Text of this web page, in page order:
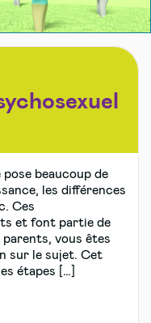
pose beaucoup de
les différences
Ces
et font partie de
vous êtes
sur le sujet. Cet
étapes […]